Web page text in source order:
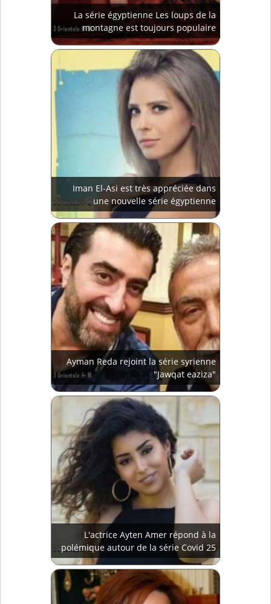
La série égyptienne Les loups de la
montagne est toujours populaire
Iman El-Asi est très appréciée dans
une nouvelle série égyptienne
Ayman Reda rejoint la série syrienne
"Jawqat eaziza"
L'actrice Ayten Amer répond à la
polémique autour de la série Covid 25